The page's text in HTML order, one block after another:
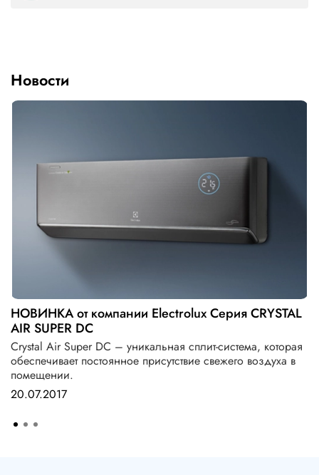
Новости
НОВИНКА от компании Electrolux Серия CRYSTAL
AIR SUPER DC
Crystal Air Super DC – уникальная сплит-система, которая
обеспечивает постоянное присутствие свежего воздуха в
помещении.
20.07.2017